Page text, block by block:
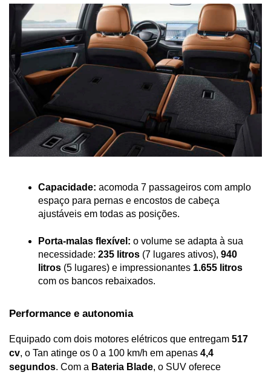
Capacidade: acomoda 7 passageiros com amplo
espaço para pernas e encostos de cabeça
ajustáveis em todas as posições.
Porta-malas flexível: o volume se adapta à sua
necessidade: 235 litros (7 lugares ativos), 940
litros (5 lugares) e impressionantes 1.655 litros
com os bancos rebaixados.
Performance e autonomia
Equipado com dois motores elétricos que entregam 517
cv, o Tan atinge os 0 a 100 km/h em apenas 4,4
segundos. Com a Bateria Blade, o SUV oferece